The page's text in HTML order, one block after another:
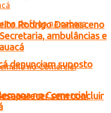
denunciam suposto
sem concluir
Rodrigo Damasceno
ambulâncias e
no Comercial